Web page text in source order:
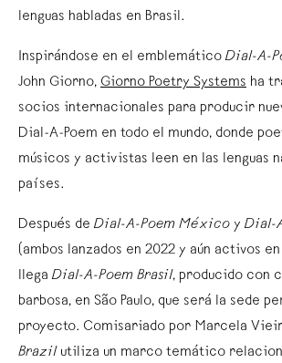
lenguas habladas en Brasil.
Inspirándose en el emblemático Dial-A-
John Giorno, Giorno Poetry Systems ha
socios internacionales para producir
Dial-A-Poem en todo el mundo, donde
músicos y activistas leen en las lenguas
países.
Después de Dial-A-Poem México y Dial-
(ambos lanzados en 2022 y aún activos
llega Dial-A-Poem Brasil, producido con
barbosa, en São Paulo, que será la sede
proyecto. Comisariado por Marcela
Brazil utiliza un marco temático